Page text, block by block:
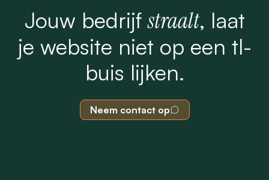
Jouw bedrijfstraalt, laat
je website niet op een tl-
buis lijken.
Neem contact op